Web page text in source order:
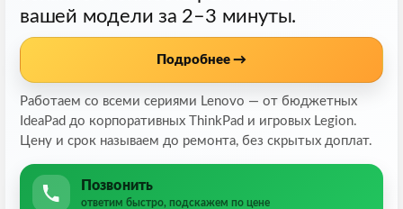
вашей модели за 2–3 минуты.
Подробнее →
Работаем со всеми сериями Lenovo — от бюджетных
IdeaPad до корпоративных ThinkPad и игровых Legion.
Цену и срок называем до ремонта, без скрытых доплат.
Позвонить
ответим быстро, подскажем по цене